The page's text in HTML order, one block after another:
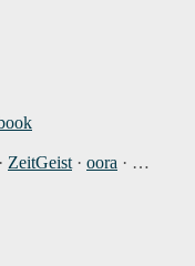
· ZeitGeist· oora · …